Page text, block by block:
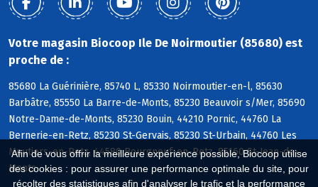
Afin de vous offrir la meilleure expérience possible, Biocoop utilise
des cookies : pour assurer une performance optimale du site, pour
récolter des statistiques afin d'analyser le trafic et la performance
Votre magasin Biocoop Ile De Noirmoutier (85680) est
proche de :
85680 La Guérinière, 85740 L, 85330 Noirmoutier-en-l, 85630
Barbâtre, 85550 La Barre-de-Monts, 85230 Beauvoir s/Mer, 85690
Notre-Dame-de-Monts, 85230 Bouin, 44210 Pornic, 44760 La
Bernerie-en-Retz, 85230 St-Gervais, 85230 St-Urbain, 44760 Les
Moutiers-en-Retz, 44580 Bourgneuf-en-Retz, 85160 St-Jean-de-
Monts